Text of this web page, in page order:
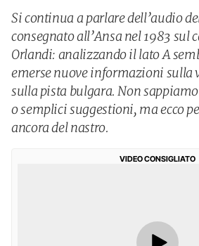
Si continua a parlare dell’audio
consegnato all’Ansa nel 1983 sul
Orlandi: analizzando il lato A
emerse nuove informazioni sulla
sulla pista bulgara. Non
o semplici suggestioni, ma ecco
ancora del nastro.
VIDEO CONSIGLIATO